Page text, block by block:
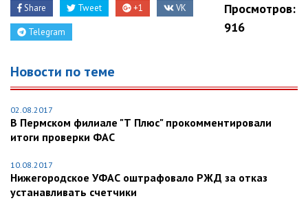
Share Tweet +1 VK
Telegram
Просмотров:
916
Новости по теме
02.08.2017
В Пермском филиале "Т Плюс" прокомментировали
итоги проверки ФАС
10.08.2017
Нижегородское УФАС оштрафовало РЖД за отказ
устанавливать счетчики